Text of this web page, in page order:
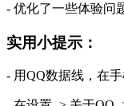
- 优化了一些体验问
实用小提示：
- 用QQ数据线，在